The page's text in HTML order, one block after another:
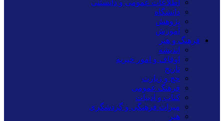
اطلاعات عمومی و دانستنی
دانشگاه
پژوهش
آموزش
فرهنگ و هنر
اندیشه
اوقاف و امور خیریه
تاریخ
حج و زیارت
فرهنگ عمومی
کتاب و ادبیات
میراث فرهنگی و گردشگری
هنر